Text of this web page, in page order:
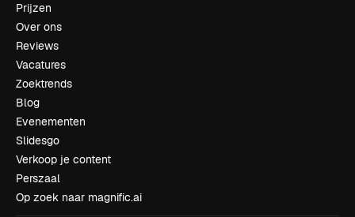
Prijzen
Over ons
Reviews
Vacatures
Zoektrends
Blog
Evenementen
Slidesgo
Verkoop je content
Perszaal
Op zoek naar magnific.ai